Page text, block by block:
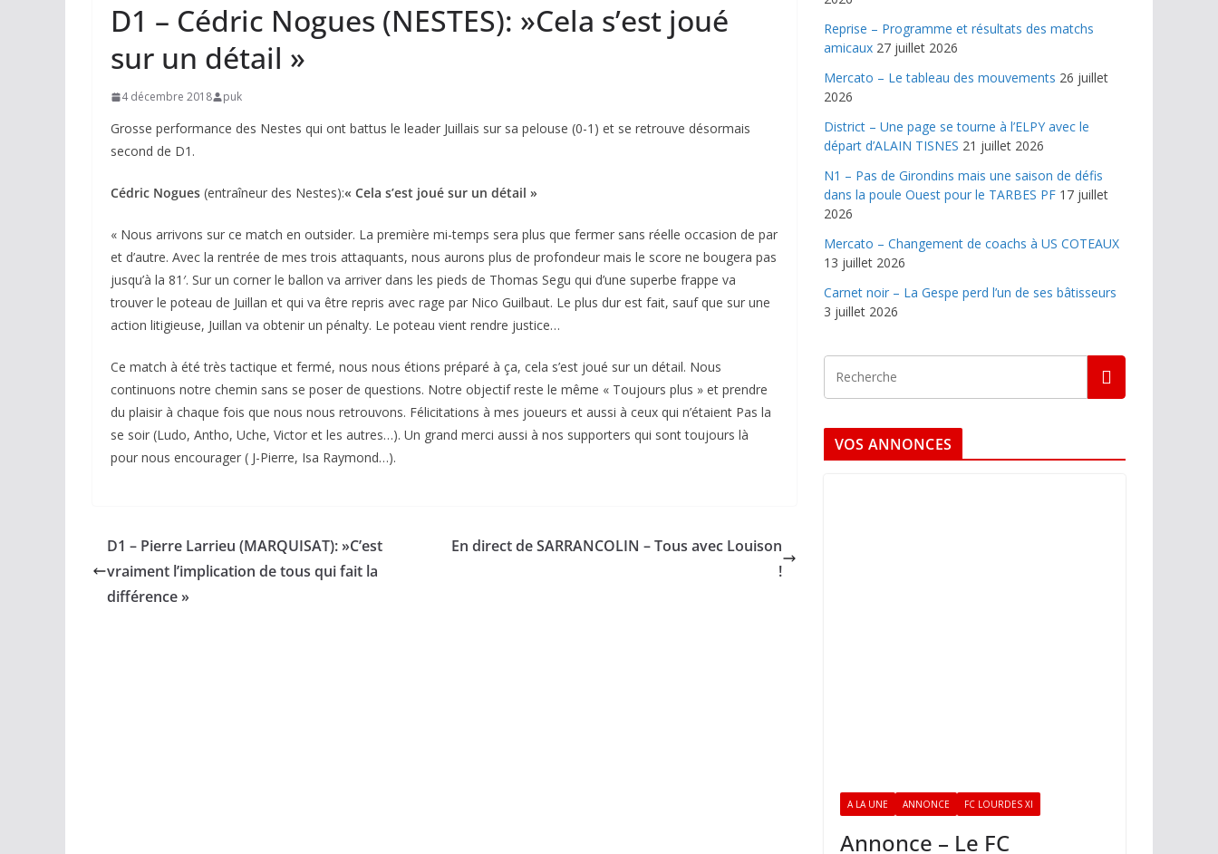
D1 – Cédric Nogues (NESTES): »Cela s’est joué
sur un détail »
4 décembre 2018 puk
Grosse performance des Nestes qui ont battus le leader Juillais sur sa pelouse (0-1) et se retrouve désormais
second de D1.
Cédric Nogues (entraîneur des Nestes):« Cela s’est joué sur un détail »
« Nous arrivons sur ce match en outsider. La première mi-temps sera plus que fermer sans réelle occasion de par
et d’autre. Avec la rentrée de mes trois attaquants, nous aurons plus de profondeur mais le score ne bougera pas
jusqu’à la 81′. Sur un corner le ballon va arriver dans les pieds de Thomas Segu qui d’une superbe frappe va
trouver le poteau de Juillan et qui va être repris avec rage par Nico Guilbaut. Le plus dur est fait, sauf que sur une
action litigieuse, Juillan va obtenir un pénalty. Le poteau vient rendre justice…
Ce match à été très tactique et fermé, nous nous étions préparé à ça, cela s’est joué sur un détail. Nous
continuons notre chemin sans se poser de questions. Notre objectif reste le même « Toujours plus » et prendre
du plaisir à chaque fois que nous nous retrouvons. Félicitations à mes joueurs et aussi à ceux qui n’étaient Pas la
se soir (Ludo, Antho, Uche, Victor et les autres…). Un grand merci aussi à nos supporters qui sont toujours là
pour nous encourager ( J-Pierre, Isa Raymond…).
D1 – Pierre Larrieu (MARQUISAT): »C’est
vraiment l’implication de tous qui fait la
différence »
En direct de SARRANCOLIN – Tous avec Louison
!
Reprise – Programme et résultats des matchs
amicaux 27 juillet 2026
Mercato – Le tableau des mouvements 26 juillet
2026
District – Une page se tourne à l’ELPY avec le
départ d’ALAIN TISNES 21 juillet 2026
N1 – Pas de Girondins mais une saison de défis
dans la poule Ouest pour le TARBES PF 17 juillet
2026
Mercato – Changement de coachs à US COTEAUX
13 juillet 2026
Carnet noir – La Gespe perd l’un de ses bâtisseurs
3 juillet 2026
VOS ANNONCES
A LA UNE ANNONCE FC LOURDES XI
Annonce – Le FC